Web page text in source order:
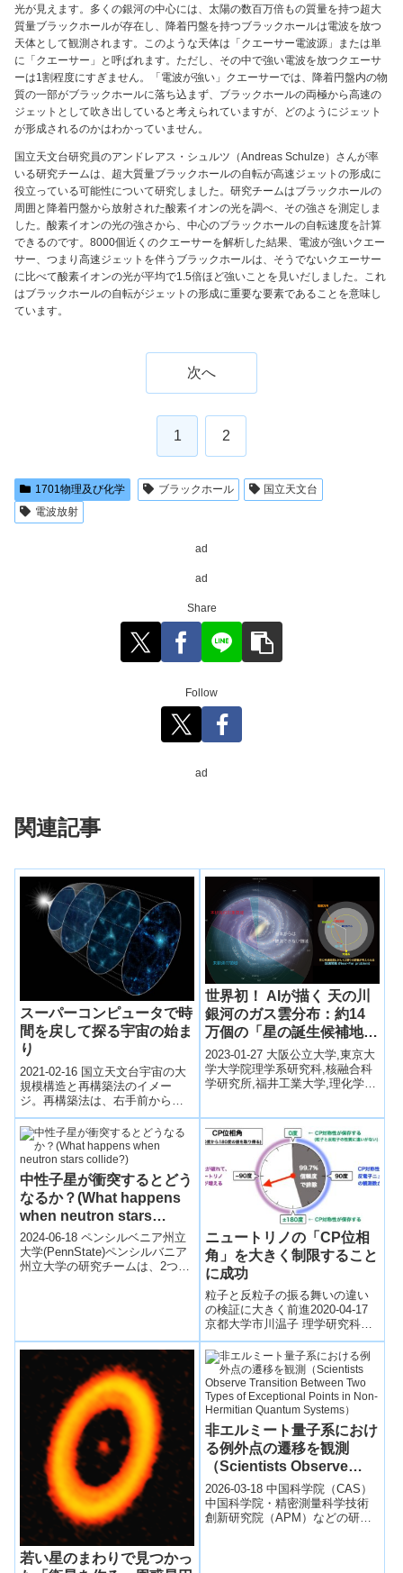
光が見えます。多くの銀河の中心には、太陽の数百万倍もの質量を持つ超大
質量ブラックホールが存在し、降着円盤を持つブラックホールは電波を放つ
天体として観測されます。このような天体は「クエーサー電波源」または単
に「クエーサー」と呼ばれます。ただし、その中で強い電波を放つクエーサ
ーは1割程度にすぎません。「電波が強い」クエーサーでは、降着円盤内の物
質の一部がブラックホールに落ち込まず、ブラックホールの両極から高速の
ジェットとして吹き出していると考えられていますが、どのようにジェット
が形成されるのかはわかっていません。
国立天文台研究員のアンドレアス・シュルツ（Andreas Schulze）さんが率
いる研究チームは、超大質量ブラックホールの自転が高速ジェットの形成に
役立っている可能性について研究しました。研究チームはブラックホールの
周囲と降着円盤から放射された酸素イオンの光を調べ、その強さを測定しま
した。酸素イオンの光の強さから、中心のブラックホールの自転速度を計算
できるのです。8000個近くのクエーサーを解析した結果、電波が強いクエー
サー、つまり高速ジェットを伴うブラックホールは、そうでないクエーサー
に比べて酸素イオンの光が平均で1.5倍ほど強いことを見いだしました。これ
はブラックホールの自転がジェットの形成に重要な要素であることを意味し
ています。
次へ
1 2
1701物理及び化学 ブラックホール
国立天文台
電波放射
ad
ad
Share
Follow
ad
関連記事
スーパーコンピュータで時
間を戻して探る宇宙の始ま
り
2021-02-16 国立天文台宇宙の大
規模構造と再構築法のイメー
ジ。再構築法は、右手前から左
奥へと移り変わるように、宇宙
の大規模構造の進化の時間を戻
し、初期の...
世界初！ AIが描く 天の川
銀河のガス雲分布：約14
万個の「星の誕生候補地」
を推定
2023-01-27 大阪公立大学,東京大
学大学院理学系研究科,核融合科
学研究所,福井工業大学,理化学研
中性子星が衝突するとどう
なるか？(What happens
when neutron stars
collide?)
2024-06-18 ペンシルベニア州立
大学(PennState)ペンシルバニア
州立大学の研究チームは、2つの
ニュートリノの「CP位相
角」を大きく制限すること
に成功
粒子と反粒子の振る舞いの違い
の検証に大きく前進2020-04-17
京都大学市川温子 理学研究科准
教授、中平武 高エネルギー加速
器研究機構准教授、早戸良成 東
京...
若い星のまわりで見つかっ
非エルミート量子系におけ
る例外点の遷移を観測
（Scientists Observe
Transition Between Two
Types of Exceptional
Points in Non-Hermitian
2026-03-18 中国科学院（CAS）
中国科学院・精密測量科学技術
創新研究院（APM）などの研究